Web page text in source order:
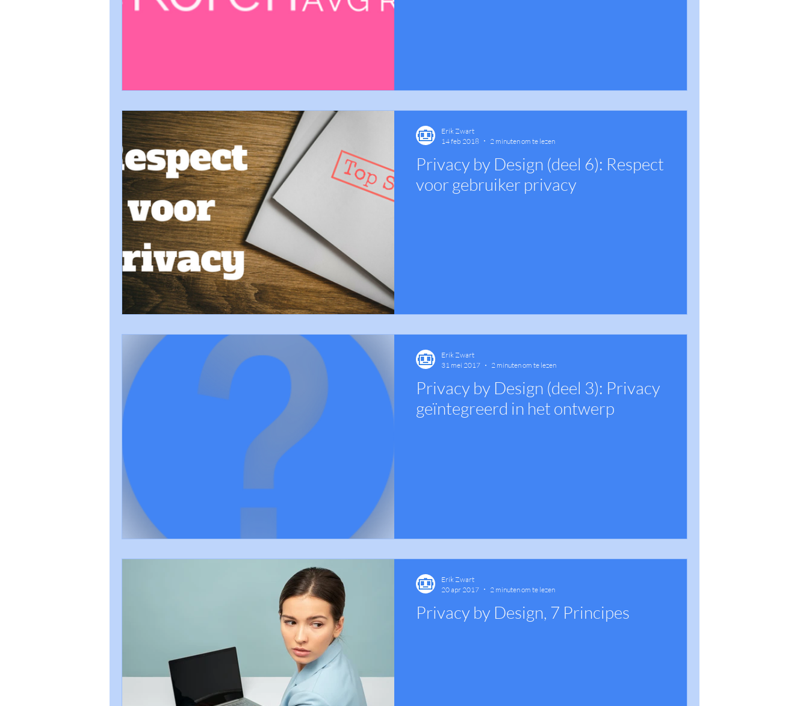
Privacy by Design (deel 6): Respect
voor gebruiker privacy
Erik Zwart
14 feb 2018
2 minuten om te lezen
Privacy by Design (deel 3): Privacy
geïntegreerd in het ontwerp
Erik Zwart
31 mei 2017
2 minuten om te lezen
Privacy by Design, 7 Principes
Erik Zwart
20 apr 2017
2 minuten om te lezen